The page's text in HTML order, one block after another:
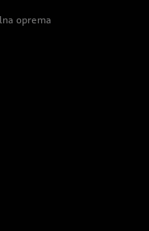
oprema